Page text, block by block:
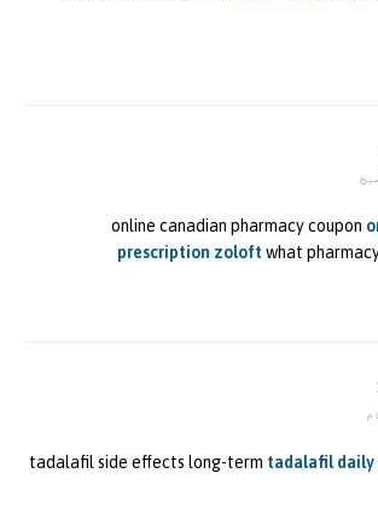
online canadian pharmacy coupon
prescription zoloftwhat
tadalafil side effects long-term tadalafil daily